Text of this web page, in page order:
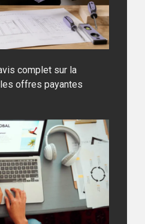
complet sur la
offres payantes